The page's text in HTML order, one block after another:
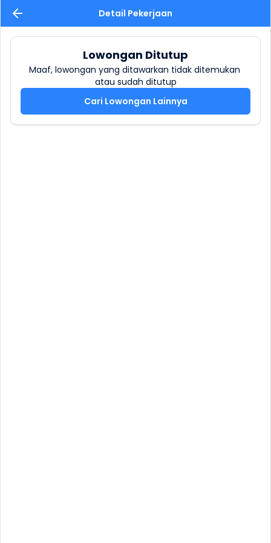
Detail Pekerjaan
Lowongan Ditutup
Maaf, lowongan yang ditawarkan tidak ditemukan
atau sudah ditutup
Cari Lowongan Lainnya